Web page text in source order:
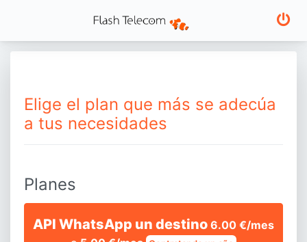
Elige el plan que más se adecúa
a tus necesidades
Planes
API WhatsApp un destino 6.00 €/mes